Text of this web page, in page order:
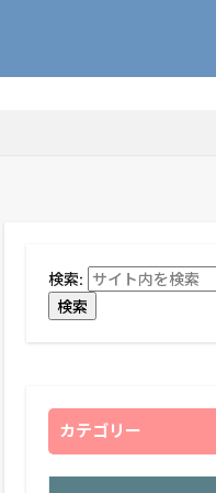
検索:
検索
カテゴリー